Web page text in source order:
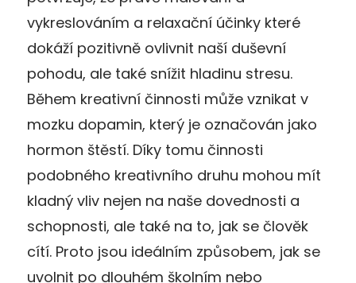
vykreslováním a relaxační účinky které
dokáží pozitivně ovlivnit naší duševní
pohodu, ale také snížit hladinu stresu.
Během kreativní činnosti může vznikat v
mozku dopamin, který je označován jako
hormon štěstí. Díky tomu činnosti
podobného kreativního druhu mohou mít
kladný vliv nejen na naše dovednosti a
schopnosti, ale také na to, jak se člověk
cítí. Proto jsou ideálním způsobem, jak se
uvolnit po dlouhém školním nebo